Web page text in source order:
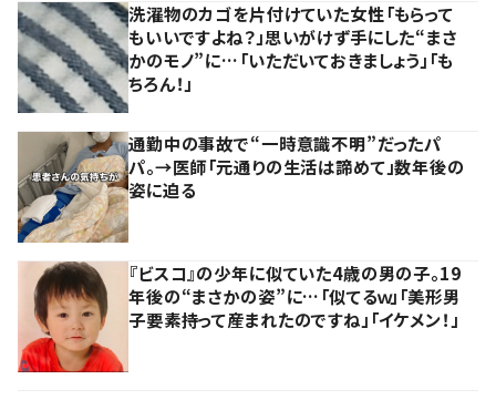
洗濯物のカゴを片付けていた女性「もらって
もいいですよね？」思いがけず手にした“まさ
かのモノ”に…「いただいておきましょう」「も
ちろん！」
通勤中の事故で“一時意識不明”だったパ
パ。→医師「元通りの生活は諦めて」数年後の
姿に迫る
『ビスコ』の少年に似ていた4歳の男の子。19
年後の“まさかの姿”に…「似てるｗ」「美形男
子要素持って産まれたのですね」「イケメン！」